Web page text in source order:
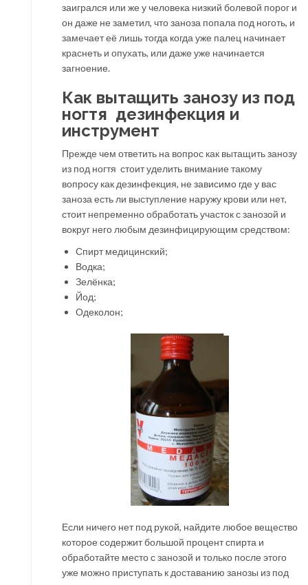
заигрался или же у человека низкий болевой порог и
он даже не заметил, что заноза попала под ноготь, и
замечает её лишь тогда когда уже палец начинает
краснеть и опухать, или даже уже начинается
загноение.
Как вытащить занозу из под
ногтя дезинфекция и
инструмент
Прежде чем ответить на вопрос как вытащить занозу
из под ногтя стоит уделить внимание такому
вопросу как дезинфекция, не зависимо где у вас
заноза есть ли выступление наружу крови или нет,
стоит непременно обработать участок с занозой и
вокруг него любым дезинфицирующим средством:
Спирт медицинский;
Водка;
Зелёнка;
Йод;
Одеколон;
Если ничего нет под рукой, найдите любое вещество
которое содержит большой процент спирта и
обработайте место с занозой и только после этого
уже можно приступать к доставанию занозы из под